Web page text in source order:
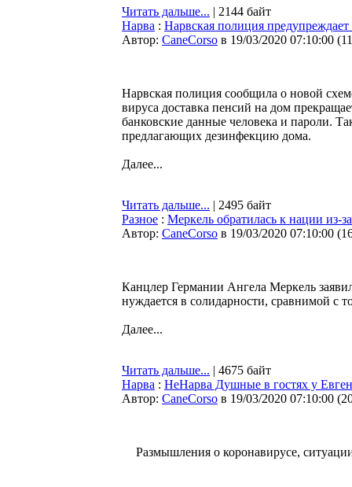
Читать дальше... | 2144 байт
Нарва : Нарвская полиция
Автор: CaneCorso в 19/03/2020 07:10:00 (
Нарвская полиция сообщила о новой
вируса доставка пенсий на дом
банковские данные человека и пароли.
предлагающих дезинфекцию дома.
Далее...
Читать дальше... | 2495 байт
Разное : Меркель обратилась к нации из-
Автор: CaneCorso в 19/03/2020 07:10:00 (
Канцлер Германии Ангела Меркель
нуждается в солидарности, сравнимой с
Далее...
Читать дальше... | 4675 байт
Нарва : НеНарва Душные в гостях у
Автор: CaneCorso в 19/03/2020 07:10:00 (
Размышления о коронавирусе,